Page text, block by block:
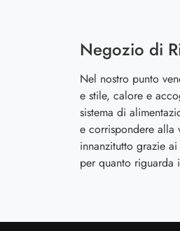
Negozio di
Nel nostro punto
e stile, calore e
sistema di
e corrispondere alla
innanzitutto grazie
per quanto riguarda